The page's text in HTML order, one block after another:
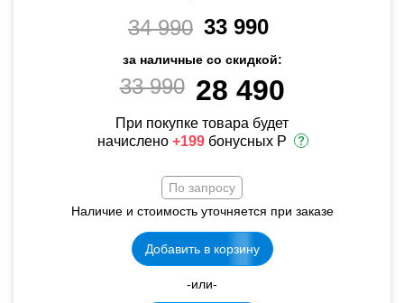
34 990 33 990
за наличные со скидкой:
33 990 28 490
При покупке товара будет
начислено +199 бонусных Р
По запросу
Наличие и стоимость уточняется при заказе
Добавить в корзину
-или-